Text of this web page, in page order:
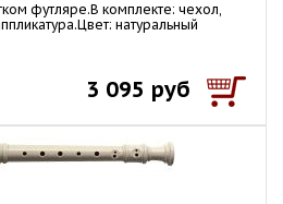
футляре.В комплекте: чехол,
натуральный
3 095 руб